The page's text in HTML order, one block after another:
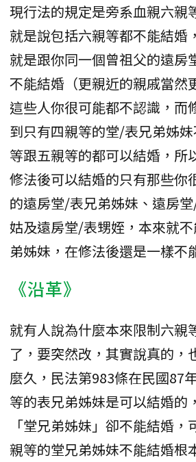
現行法的規定是旁系血親六親
就是說包括六親等都不能結婚
就是跟你同一個曾祖父的遠房
不能結婚（更親近的親戚當然
這些人你很可能都不認識，而
到只有四親等的堂/表兄弟姊
等跟五親等的都可以結婚，所
修法後可以結婚的只有那些你
的遠房堂/表兄弟姊妹、遠房
姑及遠房堂/表甥姪，本來就
弟姊妹，在修法後還是一樣不
《沿革》
就有人說為什麼本來限制六親
了，要突然改，其實說真的，
麼久，民法第983條在民國87
等的表兄弟姊妹是可以結婚的
「堂兄弟姊妹」卻不能結婚
親等的堂兄弟姊妹不能結婚根